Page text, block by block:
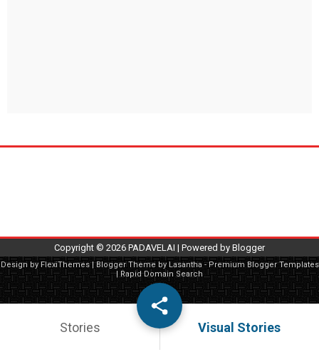
Copyright © 2026 PADAVELAI | Powered by Blogger
Design by FlexiThemes| Blogger Theme by Lasantha -Premium Blogger Templates
|Rapid Domain Search
Stories Visual Stories